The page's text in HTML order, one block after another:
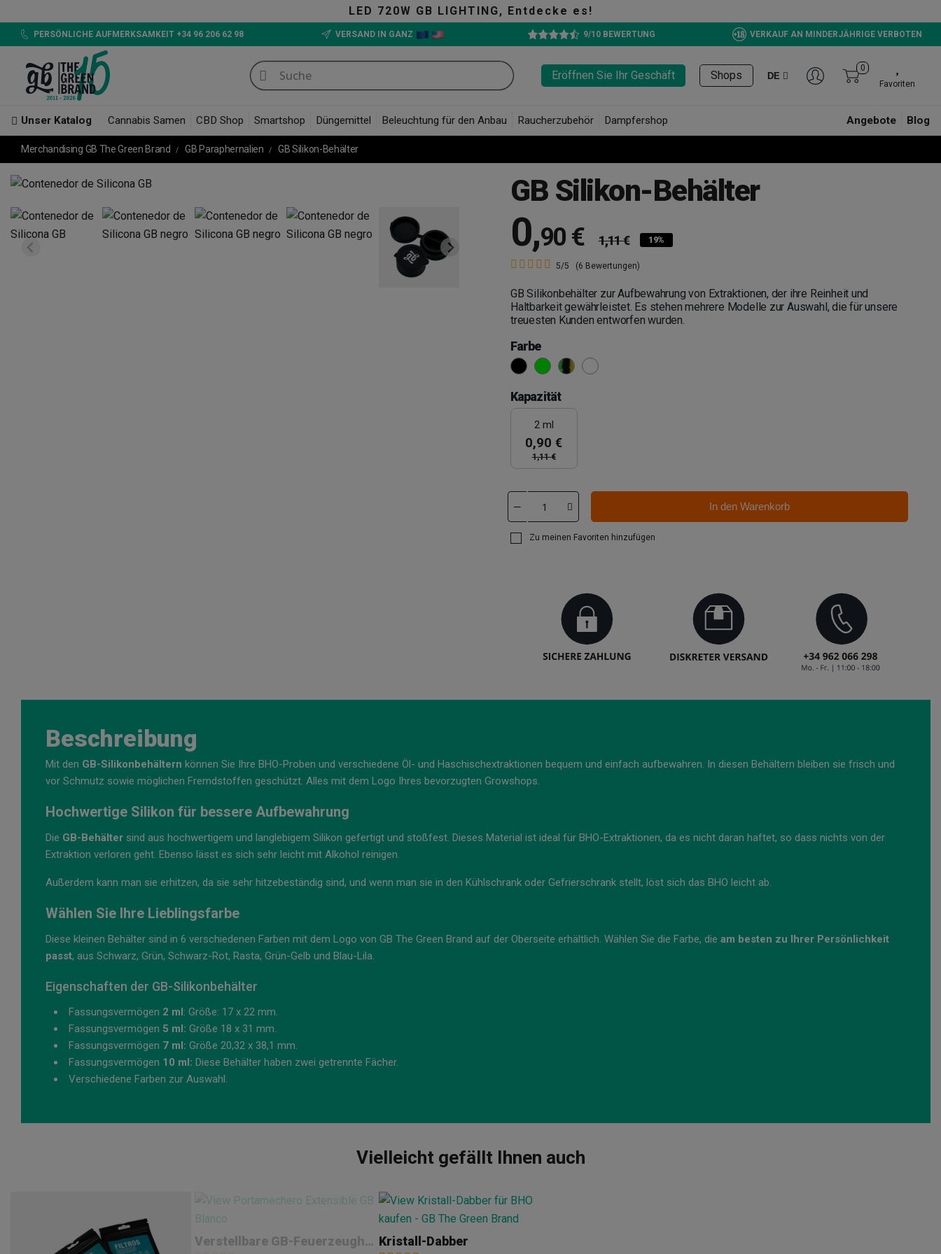
LED 720W GB LIGHTING, Entdecke es!
PERSÖNLICHE AUFMERKSAMKEIT +34 96 206 62 98 VERSAND IN GANZ 9/10 BEWERTUNG VERKAUF AN MINDERJÄHRIGE VERBOTEN
Eröffnen Sie Ihr Geschäft Shops DE
0
Favoriten
Unser Katalog Cannabis Samen CBD Shop Smartshop Düngemittel Beleuchtung für den Anbau Raucherzubehör Dampfershop Angebote Blog
Merchandising GB The Green Brand GB Paraphernalien GB Silikon-Behälter
GB Silikon-Behälter
0,90 € 1,11 € 19%
5/5 (6 Bewertungen)
GB Silikonbehälter zur Aufbewahrung von Extraktionen, der ihre Reinheit und
Haltbarkeit gewährleistet. Es stehen mehrere Modelle zur Auswahl, die für unsere
treuesten Kunden entworfen wurden.
Farbe
Schwarz
Grün Grün, Gelb und Schwarz
Gelb, Grün und Rot
Kapazität
2 ml
0,90 €
1,11 €
In den Warenkorb
Zu meinen Favoriten hinzufügen
Beschreibung
Mit den GB-Silikonbehältern können Sie Ihre BHO-Proben und verschiedene Öl- und Haschischextraktionen bequem und einfach aufbewahren. In diesen Behältern bleiben sie frisch und
vor Schmutz sowie möglichen Fremdstoffen geschützt. Alles mit dem Logo Ihres bevorzugten Growshops.
Hochwertige Silikon für bessere Aufbewahrung
Die GB-Behälter sind aus hochwertigem und langlebigem Silikon gefertigt und stoßfest. Dieses Material ist ideal für BHO-Extraktionen, da es nicht daran haftet, so dass nichts von der
Extraktion verloren geht. Ebenso lässt es sich sehr leicht mit Alkohol reinigen.
Außerdem kann man sie erhitzen, da sie sehr hitzebeständig sind, und wenn man sie in den Kühlschrank oder Gefrierschrank stellt, löst sich das BHO leicht ab.
Wählen Sie Ihre Lieblingsfarbe
Diese kleinen Behälter sind in 6 verschiedenen Farben mit dem Logo von GB The Green Brand auf der Oberseite erhältlich. Wählen Sie die Farbe, die am besten zu Ihrer Persönlichkeit
passt, aus Schwarz, Grün, Schwarz-Rot, Rasta, Grün-Gelb und Blau-Lila.
Eigenschaften der GB-Silikonbehälter
Fassungsvermögen 2 ml : Größe: 17 x 22 mm.
Fassungsvermögen 5 ml: Größe 18 x 31 mm.
Fassungsvermögen 7 ml: Größe 20,32 x 38,1 mm.
Fassungsvermögen 10 ml: Diese Behälter haben zwei getrennte Fächer.
Verschiedene Farben zur Auswahl.
Vielleicht gefällt Ihnen auch
Verstellbare GB-Feuerzeughalterung Weiß Kristall-Dabber